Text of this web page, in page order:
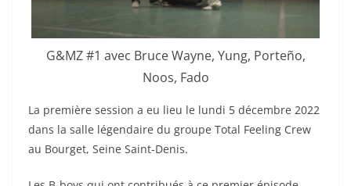
G&MZ #1 avec Bruce Wayne, Yung, Porteño,
Noos, Fado
La première session a eu lieu le lundi 5 décembre 2022
dans la salle légendaire du groupe Total Feeling Crew
au Bourget, Seine Saint-Denis.